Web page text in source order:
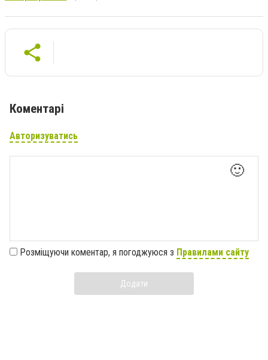
Коментарі
Авторизуватись
🙂
Розміщуючи коментар, я погоджуюся з Правилами сайту
Додати